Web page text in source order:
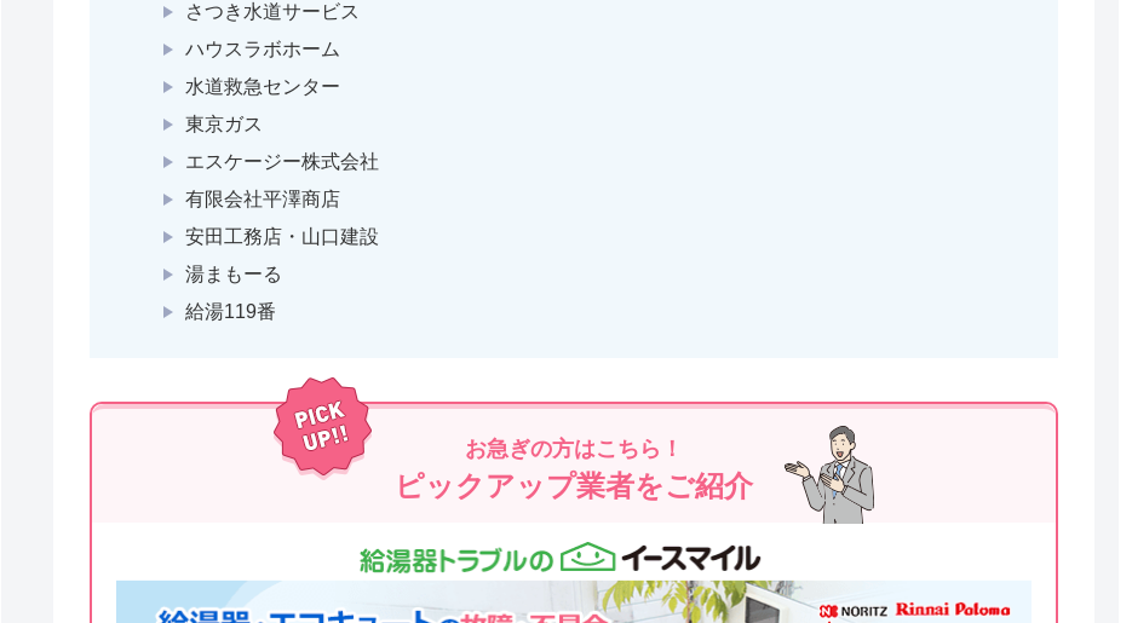
さつき水道サービス
ハウスラボホーム
水道救急センター
東京ガス
エスケージー株式会社
有限会社平澤商店
安田工務店・山口建設
湯まもーる
給湯119番
お急ぎの方はこちら！
ピックアップ業者をご紹介